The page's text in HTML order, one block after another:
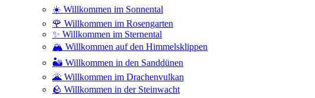
☀️ Willkommen im Sonnental
🌹 Willkommen im Rosengarten
✨ Willkommen im Sternental
🏔️ Willkommen auf den Himmelsklippen
🏜️ Willkommen in den Sanddünen
🌋 Willkommen im Drachenvulkan
🪨 Willkommen in der Steinwacht